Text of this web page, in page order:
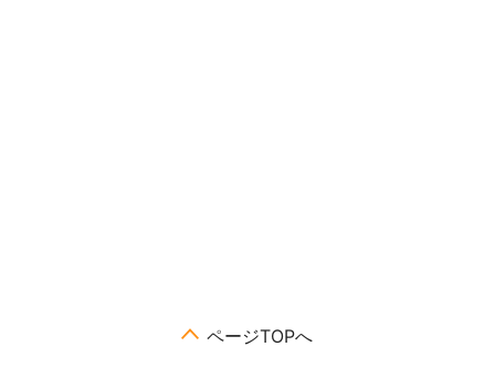
ページTOPへ